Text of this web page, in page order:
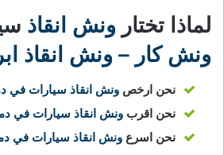
لماذا تختار ونش انقاذ
ونش كار – ونش انقاذ
نحن ارخص ونش انقاذ سيارات في
نحن اقرب ونش انقاذ سيارات في
نحن اسرع ونش انقاذ سيارات في